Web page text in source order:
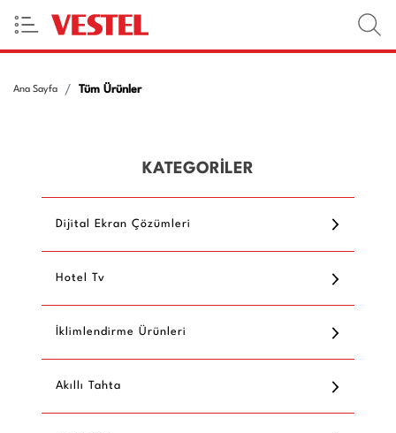
Ana Sayfa Tüm Ürünler
KATEGORİLER
Dijital Ekran Çözümleri
Hotel Tv
İklimlendirme Ürünleri
Akıllı Tahta